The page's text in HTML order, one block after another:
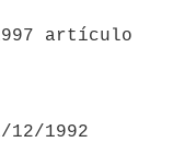
12/1992